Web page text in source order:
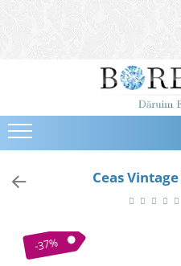
Bijuterii
Cercei
Bratari
Coliere
Tiare
Destinatari
Ceas
-37%